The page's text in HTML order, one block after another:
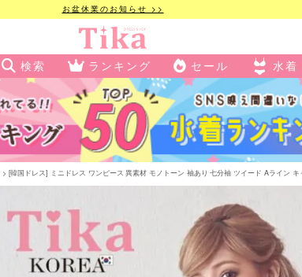
お盆休業のお知らせ >>
検索 ランキング セール 水着
[韓国ドレス] ミニドレス ワンピース 異素材 モノトーン 袖あり 七分袖 ツイード Aライン